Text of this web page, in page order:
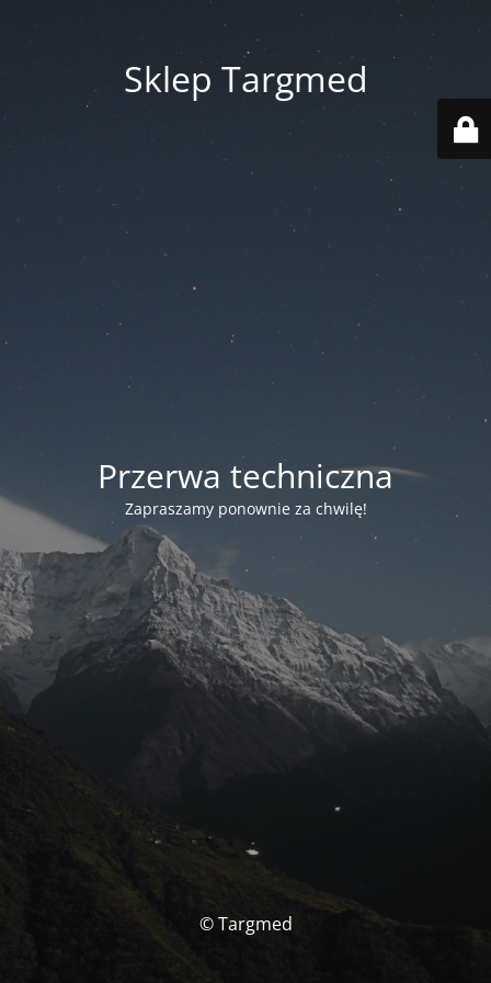
Sklep Targmed
Przerwa techniczna
Zapraszamy ponownie za chwilę!
© Targmed